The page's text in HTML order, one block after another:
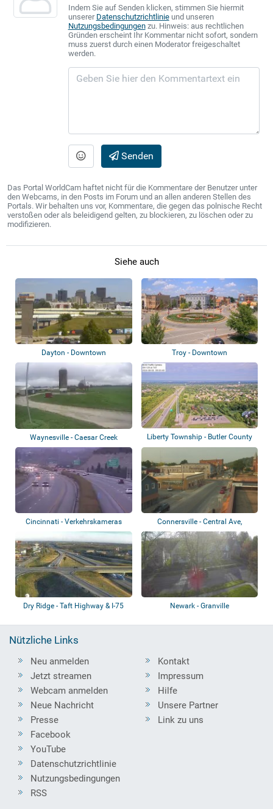
Indem Sie auf Senden klicken, stimmen Sie hiermit
unserer Datenschutzrichtlinieund unseren
Nutzungsbedingungenzu. Hinweis: aus rechtlichen
Gründen erscheint Ihr Kommentar nicht sofort, sondern
muss zuerst durch einen Moderator freigeschaltet
werden.
Senden
Das Portal WorldCam haftet nicht für die Kommentare der Benutzer unter
den Webcams, in den Posts im Forum und an allen anderen Stellen des
Portals. Wir behalten uns vor, Kommentare, die gegen das polnische Recht
verstoßen oder als beleidigend gelten, zu blockieren, zu löschen oder zu
modifizieren.
Siehe auch
Dayton - Downtown Troy - Downtown
Waynesville - Caesar Creek
Soaring Club
Liberty Township - Butler County
Veteran...
Cincinnati - Verkehrskameras
Connersville - Central Ave,
Fayette Coun...
Dry Ridge - Taft Highway & I-75 Newark - Granville
Nützliche Links
Neu anmelden
Jetzt streamen
Webcam anmelden
Neue Nachricht
Presse
Kontakt
Impressum
Hilfe
Unsere Partner
Link zu uns
Facebook
YouTube
Datenschutzrichtlinie
Nutzungsbedingungen
RSS